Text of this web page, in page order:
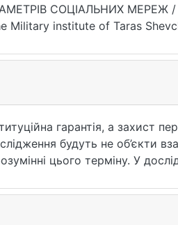
СОЦІАЛЬНИХ МЕРЕЖ /
of Taras Shevchenko National
гарантія, а захист
будуть не об’єкти
цього терміну. У
залежності:
потоку даних;